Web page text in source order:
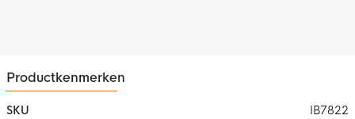
Productkenmerken
SKU
IB7822